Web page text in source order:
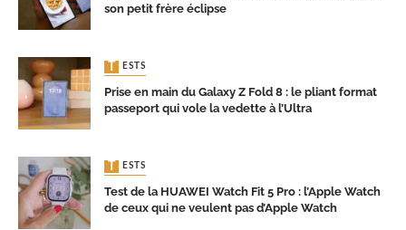
son petit frère éclipse
TESTS
Prise en main du Galaxy Z Fold 8 : le pliant format
passeport qui vole la vedette à l’Ultra
TESTS
Test de la HUAWEI Watch Fit 5 Pro : l’Apple Watch
de ceux qui ne veulent pas d’Apple Watch